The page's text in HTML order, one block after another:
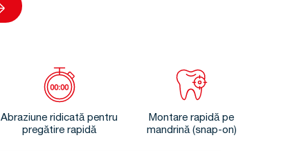
Abraziune ridicată pentru
pregătire rapidă
Montare rapidă pe
mandrină (snap-on)